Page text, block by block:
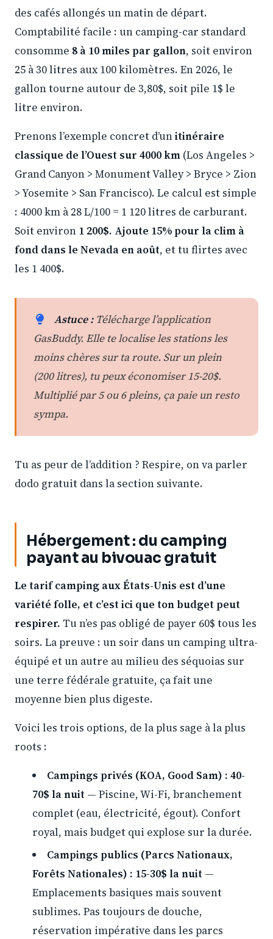
des cafés allongés un matin de départ.
Comptabilité facile : un camping-car standard
consomme 8 à 10 miles par gallon, soit environ
25 à 30 litres aux 100 kilomètres. En 2026, le
gallon tourne autour de 3,80$, soit pile 1$ le
litre environ.
Prenons l’exemple concret d’unitinéraire
classique de l’Ouest sur 4000 km (Los Angeles >
Grand Canyon > Monument Valley > Bryce > Zion
> Yosemite > San Francisco). Le calcul est simple
: 4000 km à 28 L/100 = 1 120 litres de carburant.
Soit environ 1 200$. Ajoute 15% pour la clim à
fond dans le Nevada en août, et tu flirtes avec
les 1 400$.
Astuce :Télécharge l’application
GasBuddy. Elle te localise les stations les
moins chères sur ta route. Sur un plein
(200 litres), tu peux économiser 15-20$.
Multiplié par 5 ou 6 pleins, ça paie un resto
sympa.
Tu as peur de l’addition ? Respire, on va parler
dodo gratuit dans la section suivante.
Hébergement : du camping
payant au bivouac gratuit
Le tarif camping aux États-Unis est d’une
variété folle, et c’est ici que ton budget peut
respirer. Tu n’es pas obligé de payer 60$ tous les
soirs. La preuve : un soir dans un camping ultra-
équipé et un autre au milieu des séquoias sur
une terre fédérale gratuite, ça fait une
moyenne bien plus digeste.
Voici les trois options, de la plus sage à la plus
roots :
Campings privés (KOA, Good Sam) : 40-
70$ la nuit — Piscine, Wi-Fi, branchement
complet (eau, électricité, égout). Confort
royal, mais budget qui explose sur la durée.
Campings publics (Parcs Nationaux,
Forêts Nationales) : 15-30$ la nuit —
Emplacements basiques mais souvent
sublimes. Pas toujours de douche,
réservation impérative dans les parcs